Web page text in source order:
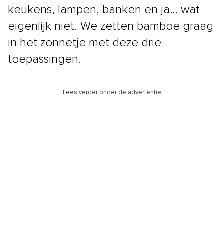
keukens, lampen, banken en ja… wat
eigenlijk niet. We zetten bamboe graag
in het zonnetje met deze drie
toepassingen.
Lees verder onder de advertentie